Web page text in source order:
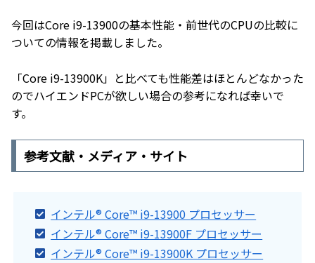
今回はCore i9-13900の基本性能・前世代のCPUの比較に
ついての情報を掲載しました。
「Core i9-13900K」と比べても性能差はほとんどなかった
のでハイエンドPCが欲しい場合の参考になれば幸いで
す。
参考文献・メディア・サイト
インテル® Core™ i9-13900 プロセッサー
インテル® Core™ i9-13900F プロセッサー
インテル® Core™ i9-13900K プロセッサー